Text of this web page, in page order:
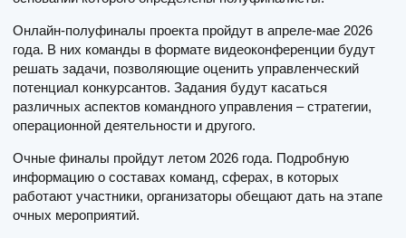
Онлайн-полуфиналы проекта пройдут в апреле-мае 2026
года. В них команды в формате видеоконференции будут
решать задачи, позволяющие оценить управленческий
потенциал конкурсантов. Задания будут касаться
различных аспектов командного управления – стратегии,
операционной деятельности и другого.
Очные финалы пройдут летом 2026 года. Подробную
информацию о составах команд, сферах, в которых
работают участники, организаторы обещают дать на этапе
очных мероприятий.